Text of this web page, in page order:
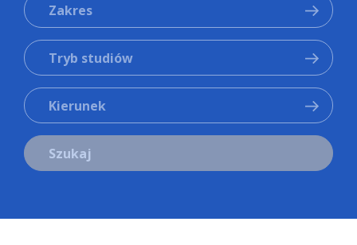
Zakres
Tryb studiów
Kierunek
Szukaj